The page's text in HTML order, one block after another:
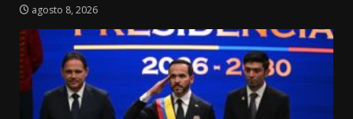
agosto 8, 2026